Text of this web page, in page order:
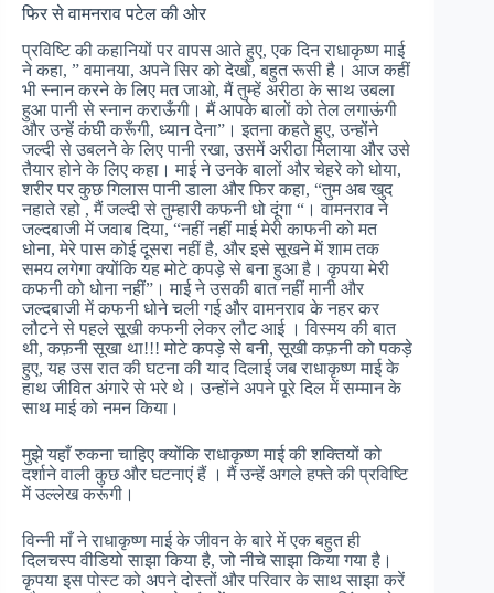
फिर से वामनराव पटेल की ओर
प्रविष्टि की कहानियों पर वापस आते हुए, एक दिन राधाकृष्ण माई
ने कहा, ” वमानया, अपने सिर को देखो, बहुत रूसी है। आज कहीं
भी स्नान करने के लिए मत जाओ, मैं तुम्हें अरीठा के साथ उबला
हुआ पानी से स्नान कराऊँगी। मैं आपके बालों को तेल लगाऊंगी
और उन्हें कंघी करूँगी, ध्यान देना”। इतना कहते हुए, उन्होंने
जल्दी से उबलने के लिए पानी रखा, उसमें अरीठा मिलाया और उसे
तैयार होने के लिए कहा। माई ने उनके बालों और चेहरे को धोया,
शरीर पर कुछ गिलास पानी डाला और फिर कहा, “तुम अब खुद
नहाते रहो , मैं जल्दी से तुम्हारी कफनी धो दूंगा “। वामनराव ने
जल्दबाजी में जवाब दिया, “नहीं नहीं माई मेरी काफनी को मत
धोना, मेरे पास कोई दूसरा नहीं है, और इसे सूखने में शाम तक
समय लगेगा क्योंकि यह मोटे कपड़े से बना हुआ है। कृपया मेरी
कफनी को धोना नहीं”। माई ने उसकी बात नहीं मानी और
जल्दबाजी में कफनी धोने चली गई और वामनराव के नहर कर
लौटने से पहले सूखी कफनी लेकर लौट आई । विस्मय की बात
थी, कफ़नी सूखा था!!! मोटे कपड़े से बनी, सूखी कफ़नी को पकड़े
हुए, यह उस रात की घटना की याद दिलाई जब राधाकृष्ण माई के
हाथ जीवित अंगारे से भरे थे। उन्होंने अपने पूरे दिल में सम्मान के
साथ माई को नमन किया।
मुझे यहाँ रुकना चाहिए क्योंकि राधाकृष्ण माई की शक्तियों को
दर्शाने वाली कुछ और घटनाएं हैं । मैं उन्हें अगले हफ्ते की प्रविष्टि
में उल्लेख करूंगी।
विन्नी माँ ने राधाकृष्ण माई के जीवन के बारे में एक बहुत ही
दिलचस्प वीडियो साझा किया है, जो नीचे साझा किया गया है।
कृपया इस पोस्ट को अपने दोस्तों और परिवार के साथ साझा करें